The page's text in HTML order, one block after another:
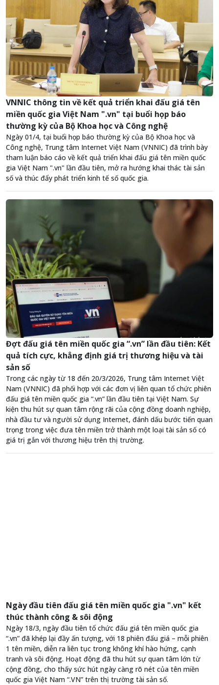
VNNIC thông tin về kết quả triển khai đấu giá tên
miền quốc gia Việt Nam ".vn" tại buổi họp báo
thường kỳ của Bộ Khoa học và Công nghệ
Ngày 01/4, tại buổi họp báo thường kỳ của Bộ Khoa học và
Công nghệ, Trung tâm Internet Việt Nam (VNNIC) đã trình bày
tham luận báo cáo về kết quả triển khai đấu giá tên miền quốc
gia Việt Nam ".vn" lần đầu tiên, mở ra hướng khai thác tài sản
số và thúc đẩy phát triển kinh tế số quốc gia.
Đợt đấu giá tên miền quốc gia “.vn” lần đầu tiên: Kết
quả tích cực, khẳng định giá trị thương hiệu và tài
sản số
Trong các ngày từ 18 đến 20/3/2026, Trung tâm Internet Việt
Nam (VNNIC) đã phối hợp với các đơn vị liên quan tổ chức phiên
đấu giá tên miền quốc gia “.vn” lần đầu tiên tại Việt Nam. Sự
kiện thu hút sự quan tâm rộng rãi của cộng đồng doanh nghiệp,
nhà đầu tư và người sử dụng Internet, đánh dấu bước tiến quan
trọng trong việc đưa tên miền trở thành một loại tài sản số có
giá trị gắn với thương hiệu trên thị trường.
Ngày đầu tiên đấu giá tên miền quốc gia ".vn" kết
thúc thành công & sôi động
Ngày 18/3, ngày đầu tiên tổ chức đấu giá tên miền quốc gia
“.vn” đã khép lại đầy ấn tượng, với 18 phiên đấu giá – mỗi phiên
1 tên miền, diễn ra liên tục trong không khí hào hứng, cạnh
tranh và sôi động. Hoạt động đã thu hút sự quan tâm lớn từ
cộng đồng, cho thấy sức hút ngày càng rõ nét của tên miền
quốc gia Việt Nam “.VN” trên thị trường tài sản số.